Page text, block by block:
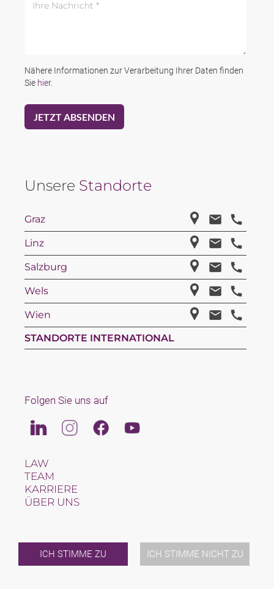
ICH STIMME ZU ICH STIMME NICHT ZU
Nähere Informationen zur Verarbeitung Ihrer Daten finden
Sie hier.
Unsere Standorte
Graz
Linz
Salzburg
Wels
Wien
STANDORTE INTERNATIONAL
Folgen Sie uns auf
LinkedinInstagramFacebookYoutube
LAW
TEAM
KARRIERE
ÜBER UNS
VERANSTALTUNGEN
KONTAKT